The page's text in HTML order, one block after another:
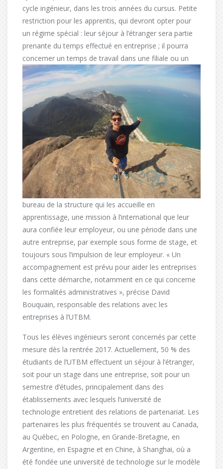
cycle ingénieur, dans les trois années du cursus. Petite
restriction pour les apprentis, qui devront opter pour
un régime spécial : leur séjour à l’étranger sera partie
prenante du temps effectué en entreprise ; il pourra
concerner un temps de travail dans une filiale ou un
bureau de la structure qui les accueille en
apprentissage, une mission à l’international que leur
aura confiée leur employeur, ou une période dans une
autre entreprise, par exemple sous forme de stage, et
toujours sous l’impulsion de leur employeur. « Un
accompagnement est prévu pour aider les entreprises
dans cette démarche, notamment en ce qui concerne
les formalités administratives », précise David
Bouquain, responsable des relations avec les
entreprises à l’UTBM.
Tous les élèves ingénieurs seront concernés par cette
mesure dès la rentrée 2017. Actuellement, 50 % des
étudiants de l’UTBM effectuent un séjour à l’étranger,
soit pour un stage dans une entreprise, soit pour un
semestre d’études, principalement dans des
établissements avec lesquels l’université de
technologie entretient des relations de partenariat. Les
partenaires les plus fréquentés se trouvent au Canada,
au Québec, en Pologne, en Grande-Bretagne, en
Argentine, en Espagne et en Chine, à Shanghai, où a
été fondée une université de technologie sur le modèle